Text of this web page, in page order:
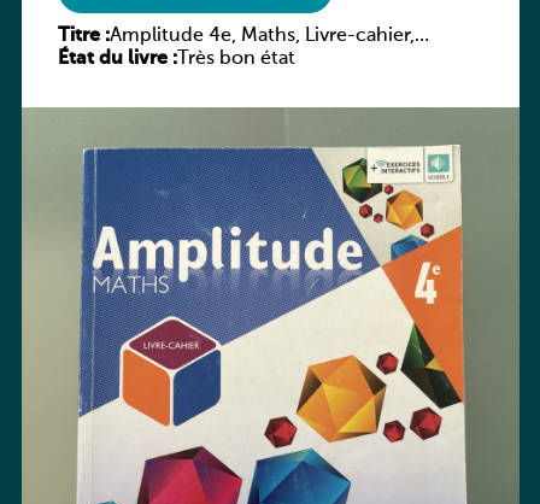
Titre :Amplitude 4e, Maths, Livre-cahier,
version luxembourgeoise
État du livre :Très bon état